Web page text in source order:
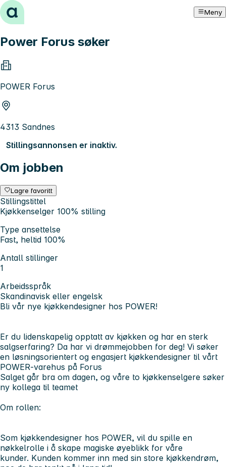
Hopp til innhold Meny
Power Forus søker
POWER Forus
4313 Sandnes
Stillingsannonsen er inaktiv.
Om jobben
Lagre favoritt
Stillingstittel
Kjøkkenselger 100% stilling
Type ansettelse
Fast, heltid 100%
Antall stillinger
1
Arbeidsspråk
Skandinavisk eller engelsk
Bli vår nye kjøkkendesigner hos POWER!
Er du lidenskapelig opptatt av kjøkken og har en sterk
salgserfaring? Da har vi drømmejobben for deg! Vi søker
en løsningsorientert og engasjert kjøkkendesigner til vårt
POWER-varehus på Forus
Salget går bra om dagen, og våre to kjøkkenselgere søker
ny kollega til teamet
Om rollen:
Som kjøkkendesigner hos POWER, vil du spille en
nøkkelrolle i å skape magiske øyeblikk for våre
kunder. Kunden kommer inn med sin store kjøkkendrøm,